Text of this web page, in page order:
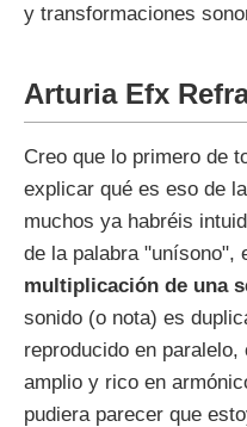
y transformaciones
Arturia Efx
Creo que lo primero de
explicar qué es eso de
muchos ya habréis
de la palabra "unísono",
multiplicación de una
sonido (o nota) es
reproducido en
amplio y rico en
pudiera parecer que